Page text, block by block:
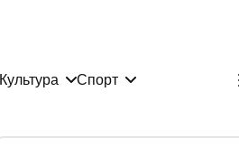
Культура Спорт